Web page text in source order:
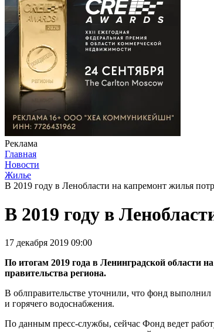
Реклама
Главная
Новости
Жилье
В 2019 году в Ленобласти на капремонт жилья
В 2019 году в
17 декабря 2019 09:00
По итогам 2019 года в Ленинградской области
правительства региона.
В облправительстве уточнили, что фонд
и горячего водоснабжения.
По данным пресс-службы, сейчас Фонд ведет